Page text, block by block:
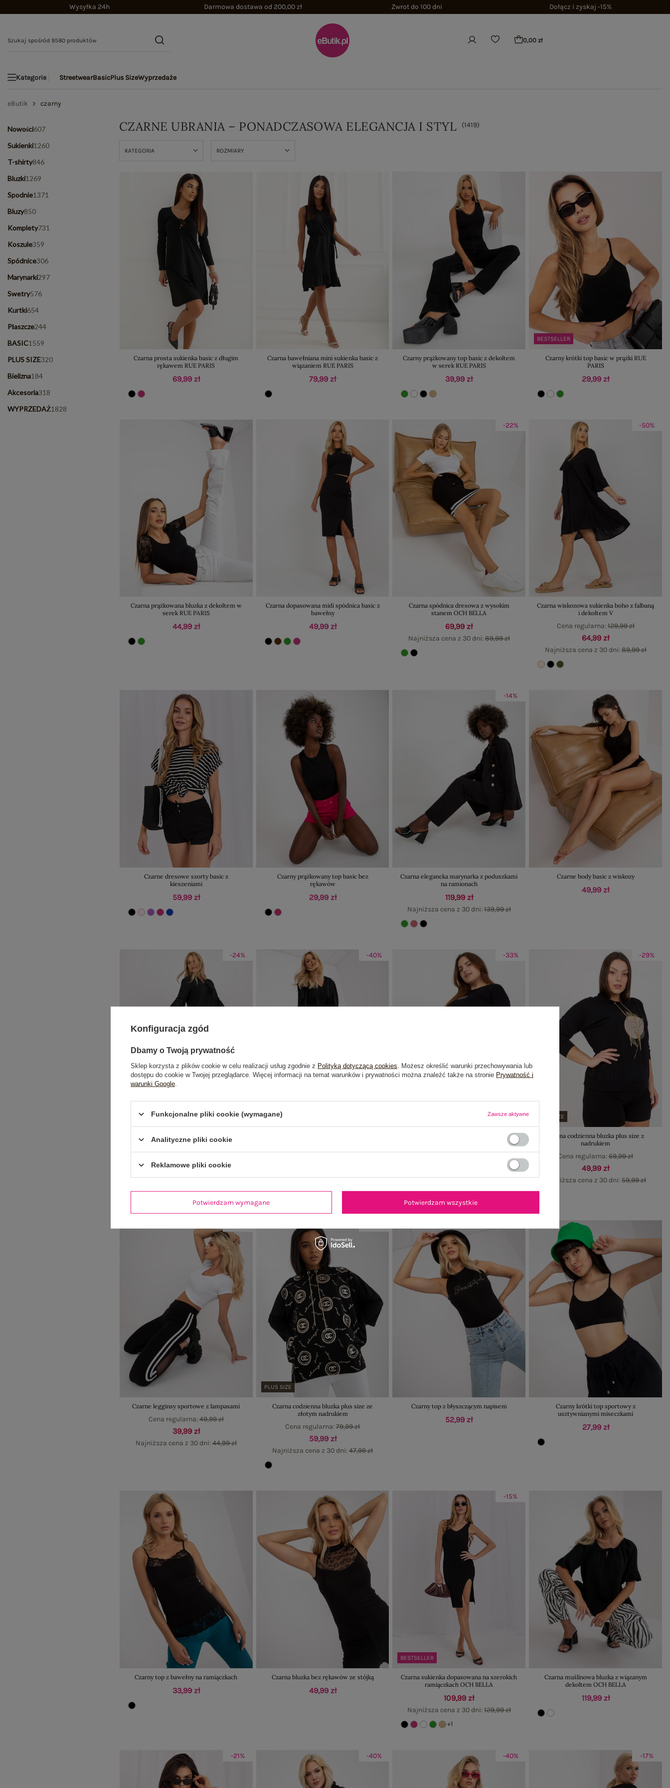
Wysyłka 24h Darmowa dostawa od 200,00 zł Zwrot do 100 dni Dołącz i zyskaj -15%
0,00 zł
Kategorie StreetwearBasicPlus SizeWyprzedaże
eButik czarny
Nowości607
Sukienki1260
T-shirty846
Bluzki1269
Spodnie1371
Bluzy850
Komplety731
Koszule359
Spódnice306
Marynarki297
Swetry576
Kurtki654
Płaszcze244
BASIC1559
PLUS SIZE320
Bielizna184
Akcesoria318
WYPRZEDAŻ1828
CZARNE UBRANIA – PONADCZASOWA ELEGANCJA I STYL (1419)
KATEGORIA ROZMIARY
Czarna prosta sukienka basic z długim
rękawem RUE PARIS
69,99 zł
Czarna bawełniana mini sukienka basic z
wiązaniem RUE PARIS
79,99 zł
Czarny prążkowany top basic z dekoltem
w serek RUE PARIS
39,99 zł
BESTSELLER
Czarny krótki top basic w prążki RUE
PARIS
29,99 zł
Czarna prążkowana bluzka z dekoltem w
serek RUE PARIS
44,99 zł
Czarna dopasowana midi spódnica basic z
bawełny
49,99 zł
-22%
Czarna spódnica dresowa z wysokim
stanem OCH BELLA
69,99 zł
Najniższa cena z 30 dni:89,99 zł
-50%
Czarna wiskozowa sukienka boho z falbaną
i dekoltem V
64,99 zł
Najniższa cena z 30 dni:89,99 zł
Cena regularna:129,99 zł
Czarne dresowe szorty basic z
kieszeniami
59,99 zł
Czarny prążkowany top basic bez
rękawów
29,99 zł
-14%
Czarna elegancka marynarka z poduszkami
na ramionach
119,99 zł
Najniższa cena z 30 dni:139,99 zł
Czarne body basic z wiskozy
49,99 zł
-24%
Czarna mini sukienka w stylu boho z
falbaną OCH BELLA
129,99 zł
-40% -33%
Czarna mini dresowa sukienka plus size z
PLUS SIZE
-29%
Czarna codzienna bluzka plus size z
nadrukiem
49,99 zł
Najniższa cena z 30 dni:59,99 zł
Cena regularna:69,99 zł
Czarne legginsy sportowe z lampasami
39,99 zł
Najniższa cena z 30 dni:44,99 zł
Cena regularna:49,99 zł
PLUS SIZE
Czarna codzienna bluzka plus size ze
złotym nadrukiem
59,99 zł
Najniższa cena z 30 dni:47,99 zł
Cena regularna:79,99 zł
Czarny top z błyszczącym napisem
52,99 zł
Czarny krótki top sportowy z
usztywnianymi miseczkami
27,99 zł
Czarny top z bawełny na ramiączkach
33,99 zł
Czarna bluzka bez rękawów ze stójką
49,99 zł
BESTSELLER
-15%
Czarna sukienka dopasowana na szerokich
ramiączkach OCH BELLA
109,99 zł
Najniższa cena z 30 dni:129,99 zł
+1
Czarna muślinowa bluzka z wiązanym
dekoltem OCH BELLA
119,99 zł
-21% -40% -40% -17%
Konfiguracja zgód
Dbamy o Twoją prywatność
Sklep korzysta z plików cookie w celu realizacji usług zgodnie z Polityką dotyczącą cookies . Możesz określić warunki przechowywania lub
dostępu do cookie w Twojej przeglądarce. Więcej informacji na temat warunków i prywatności można znaleźć także na stronie Prywatność i
warunki Google
Funkcjonalne pliki cookie (wymagane) Zawsze aktywne
Analityczne pliki cookie
Reklamowe pliki cookie
Potwierdzam wymagane Potwierdzam wszystkie